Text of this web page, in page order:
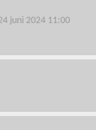
juni 2024 11:00